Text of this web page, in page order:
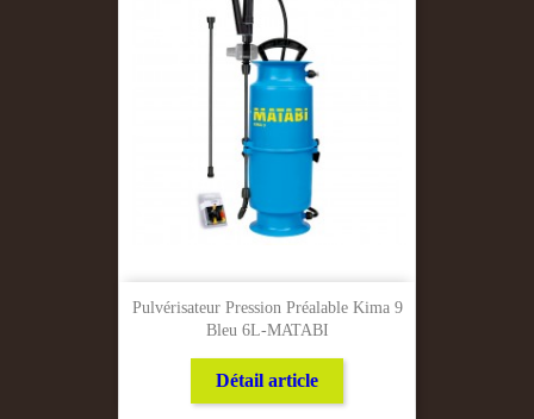
Pulvérisateur Pression Préalable Kima 9
Bleu 6L-MATABI
Détail article